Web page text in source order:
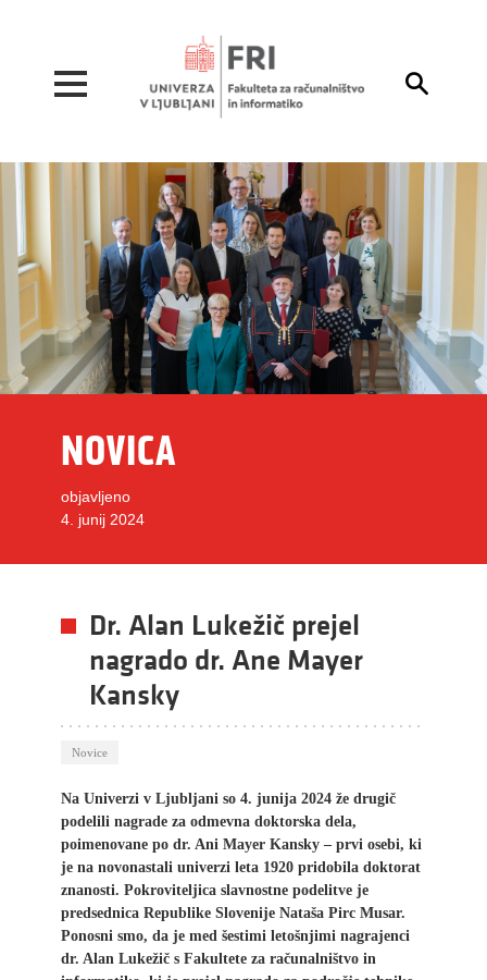

NOVICA
objavljeno
4. junij 2024
Dr. Alan Lukežič prejel
nagrado dr. Ane Mayer
Kansky
Novice
Na Univerzi v Ljubljani so 4. junija 2024 že drugič
podelili nagrade za odmevna doktorska dela,
poimenovane po dr. Ani Mayer Kansky – prvi osebi, ki
je na novonastali univerzi leta 1920 pridobila doktorat
znanosti. Pokroviteljica slavnostne podelitve je
predsednica Republike Slovenije Nataša Pirc Musar.
Ponosni smo, da je med šestimi letošnjimi nagrajenci
dr. Alan Lukežič s Fakultete za računalništvo in